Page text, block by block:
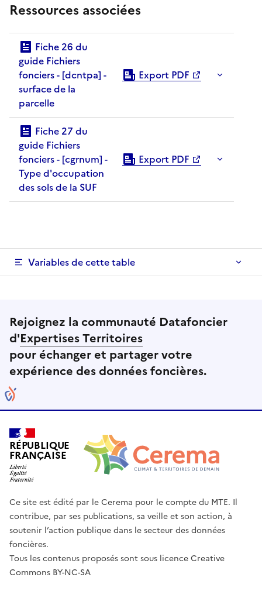
Ressources associées
guide Fichiers
fonciers - [dcntpa] -
surface de la
parcelle
Export PDF
guide Fichiers
fonciers - [cgrnum] -
Type d'occupation
des sols de la SUF
Export PDF
Variables de cette table
Rejoignez la communauté Datafoncier
d'Expertises Territoires
pour échanger et partager votre
expérience des données foncières.
RÉPUBLIQUE
FRANÇAISE
Ce site est édité par le Cerema pour le compte du MTE. Il
contribue, par ses publications, sa veille et son action, à
soutenir l’action publique dans le secteur des données
foncières.
Tous les contenus proposés sont sous licence Creative
Commons BY-NC-SA